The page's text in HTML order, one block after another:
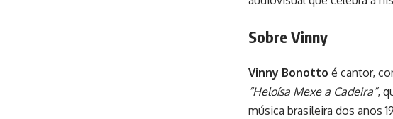
Sobre Vinny
Vinny Bonotto é cantor,
“Heloísa Mexe a Cadeira”,
música brasileira dos anos